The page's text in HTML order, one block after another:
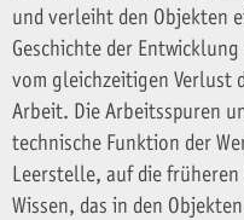
und verleiht den Objekten
Geschichte der
vom gleichzeitigen Verlust
Arbeit. Die Arbeitsspuren
technische Funktion der
Leerstelle, auf die
Wissen, das in den